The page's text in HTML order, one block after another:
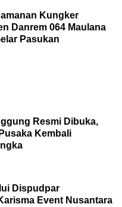
Kungker
Danrem 064 Maulana
Pasukan
Resmi Dibuka,
Kembali
Dispudpar
Event Nusantara